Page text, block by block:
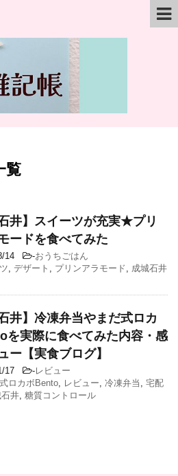
覧
石井】スイーツが充実★プリ
ードを食べてみた
14 -おうちごはん
, デザート , プリンアラモード, 成城石井
井】冷凍弁当やまだ式ロカ
を実際に食べてみた内容・感
ー【実食ブログ】
17 -レビュー
ロカボBento, レビュー, 冷凍弁当 , 宅配
井, 糖質コントロール